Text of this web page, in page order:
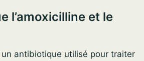
l’amoxicilline et le
antibiotique utilisé pour traiter